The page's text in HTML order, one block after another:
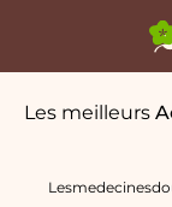
Les meilleurs